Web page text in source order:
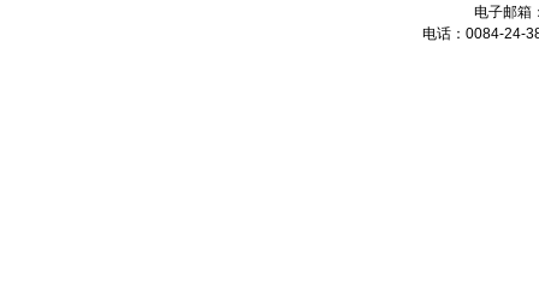
电子邮箱
电话：0084-24-